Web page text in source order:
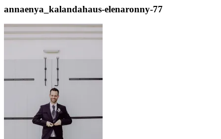
annaenya_kalandahaus-elenaronny-77